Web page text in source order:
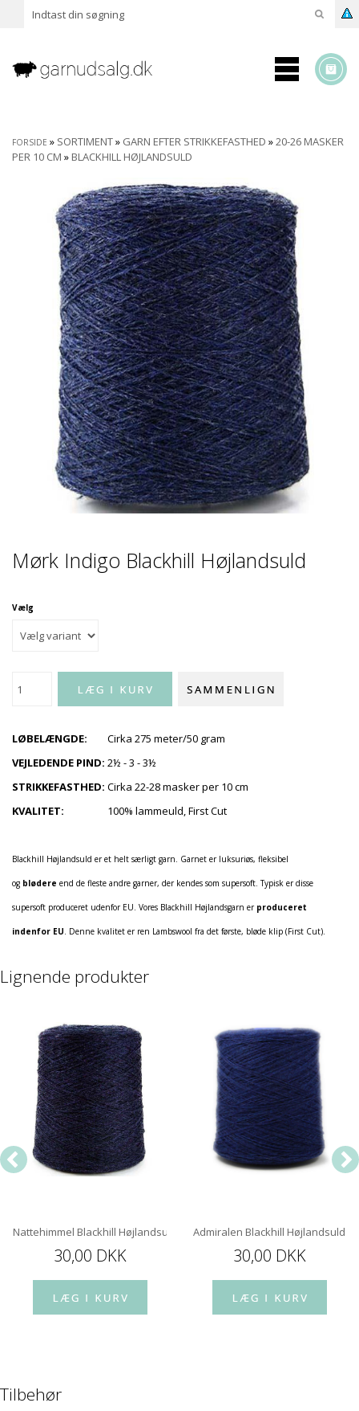
FORSIDE » SORTIMENT» GARN EFTER STRIKKEFASTHED »20-26 MASKER
PER 10 CM » BLACKHILL HØJLANDSULD
Mørk Indigo Blackhill Højlandsuld
Vælg
LØBELÆNGDE:
VEJLEDENDE PIND:
STRIKKEFASTHED:
KVALITET:
Cirka 275 meter/50 gram
2½ - 3 - 3½
Cirka 22-28 masker per 10 cm
100% lammeuld, First Cut
Blackhill Højlandsuld er et helt særligt garn. Garnet er luksuriøs, fleksibel
og blødere end de fleste andre garner, der kendes som supersoft. Typisk er disse
supersoft produceret udenfor EU. Vores Blackhill Højlandsgarn er produceret
indenfor EU. Denne kvalitet er ren Lambswool fra det første, bløde klip (First Cut).
Lignende produkter
Nattehimmel Blackhill Højlandsuld
30,00 DKK
Admiralen Blackhill Højlandsuld
30,00 DKK
Tilbehør